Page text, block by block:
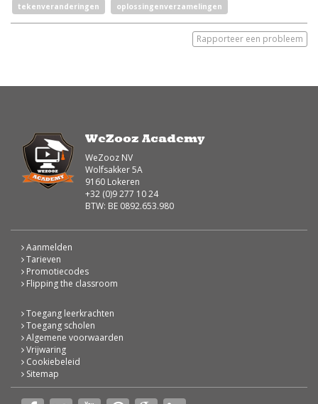
tekenveranderingen
oplossingenverzamelingen
Rapporteer een probleem
WeZooz Academy
WeZooz NV
Wolfsakker 5A
9160 Lokeren
+32 (0)9 277 10 24
BTW: BE 0892.653.980
Aanmelden
Tarieven
Promotiecodes
Flipping the classroom
Toegang leerkrachten
Toegang scholen
Algemene voorwaarden
Vrijwaring
Cookiebeleid
Sitemap